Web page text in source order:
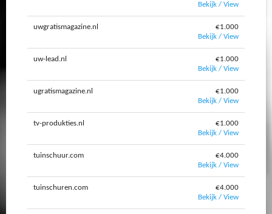
Bekijk / View
uwgratismagazine.nl
€1.000
Bekijk / View
uw-lead.nl
€1.000
Bekijk / View
ugratismagazine.nl
€1.000
Bekijk / View
tv-produkties.nl
€1.000
Bekijk / View
tuinschuur.com
€4.000
Bekijk / View
tuinschuren.com
€4.000
Bekijk / View